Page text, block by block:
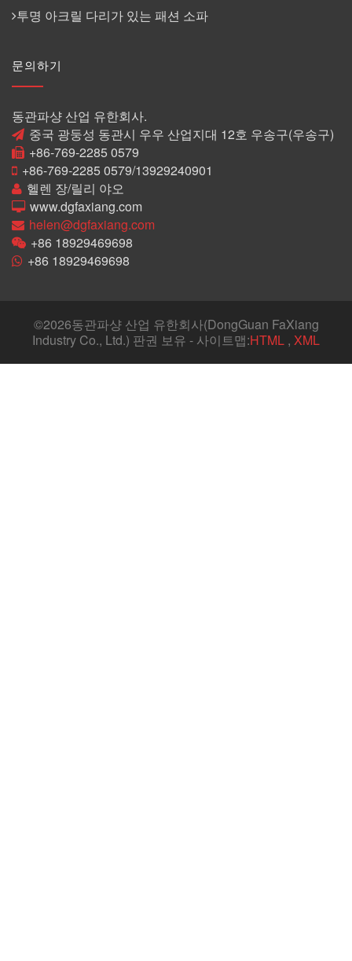
투명 아크릴 다리가 있는 패션 소파
문의하기
동관파샹 산업 유한회사.
중국 광둥성 동관시 우우 산업지대 12호 우송구(우송구)
+86-769-2285 0579
+86-769-2285 0579/13929240901
헬렌 장/릴리 야오
www.dgfaxiang.com
helen@dgfaxiang.com
+86 18929469698
+86 18929469698
©2026동관파샹 산업 유한회사(DongGuan FaXiang
Industry Co., Ltd.) 판권 보유 - 사이트맵:HTML , XML